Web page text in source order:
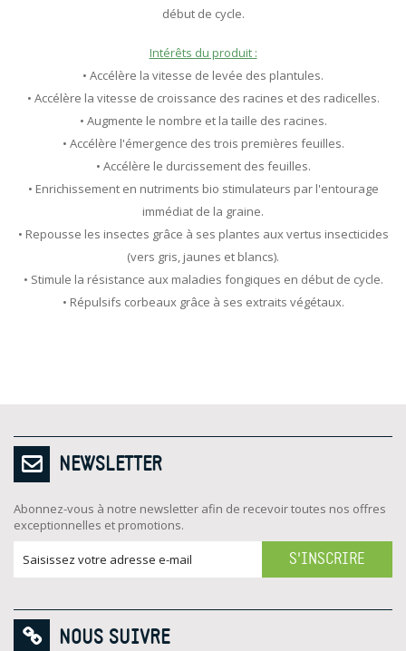
début de cycle.
Intérêts du produit :
• Accélère la vitesse de levée des plantules.
• Accélère la vitesse de croissance des racines et des radicelles.
• Augmente le nombre et la taille des racines.
• Accélère l'émergence des trois premières feuilles.
• Accélère le durcissement des feuilles.
• Enrichissement en nutriments bio stimulateurs par l'entourage
immédiat de la graine.
• Repousse les insectes grâce à ses plantes aux vertus insecticides
(vers gris, jaunes et blancs).
• Stimule la résistance aux maladies fongiques en début de cycle.
• Répulsifs corbeaux grâce à ses extraits végétaux.
NEWSLETTER
Abonnez-vous à notre newsletter afin de recevoir toutes nos offres
exceptionnelles et promotions.
S'INSCRIRE
NOUS SUIVRE